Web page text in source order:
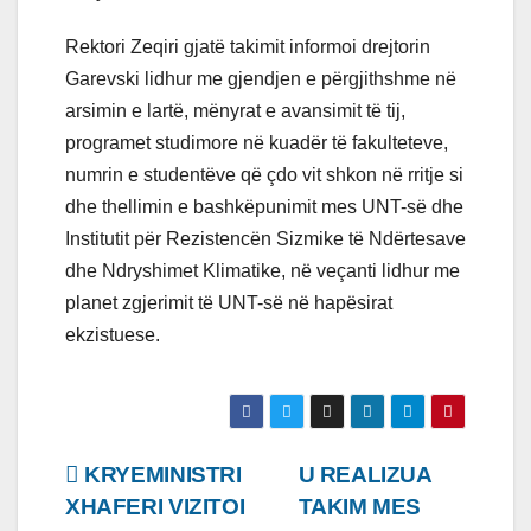
Rektori Zeqiri gjatë takimit informoi drejtorin
Garevski lidhur me gjendjen e përgjithshme në
arsimin e lartë, mënyrat e avansimit të tij,
programet studimore në kuadër të fakulteteve,
numrin e studentëve që çdo vit shkon në rritje si
dhe thellimin e bashkëpunimit mes UNT-së dhe
Institutit për Rezistencën Sizmike të Ndërtesave
dhe Ndryshimet Klimatike, në veçanti lidhur me
planet zgjerimit të UNT-së në hapësirat
ekzistuese.
Lëvizje
U REALIZUA
TAKIM MES
KRYEMINISTRI
XHAFERI VIZITOI